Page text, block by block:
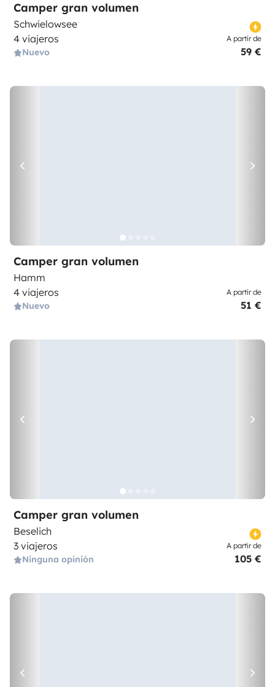
Camper gran volumen
Schwielowsee
4 viajeros
Nuevo
A partir de
59 €
Camper gran volumen
Hamm
4 viajeros
Nuevo
A partir de
51 €
Camper gran volumen
Beselich
3 viajeros
Ninguna opinión
A partir de
105 €